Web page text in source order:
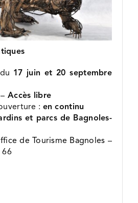
17 juin et 20 septembre
Accès libre
: en continu
et parcs de Bagnoles-
de Tourisme Bagnoles –
66